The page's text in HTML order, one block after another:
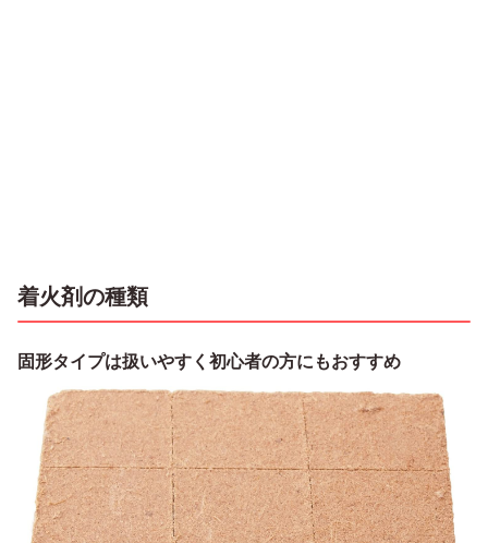
着火剤の種類
固形タイプは扱いやすく初心者の方にもおすすめ